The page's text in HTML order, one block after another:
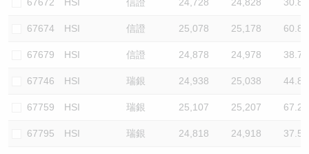
67674 HSI 信證 25,078 25,178 60.8
67679 HSI 信證 24,878 24,978 38.7
67746 HSI 瑞銀 24,938 25,038 44.8
67759 HSI 瑞銀 25,107 25,207 67.2
67795 HSI 瑞銀 24,818 24,918 37.5